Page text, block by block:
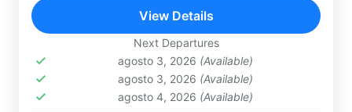
Highlights imperdibles: ✅ Asombro...
EXCURSIONES DE UN DÍA
COLORES
View Details
Next Departures
agosto 3, 2026 (Available)
agosto 3, 2026 (Available)
agosto 4, 2026 (Available)